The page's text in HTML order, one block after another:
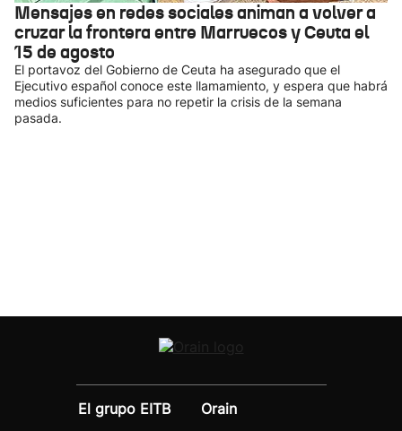
Mensajes en redes sociales animan a volver a
cruzar la frontera entre Marruecos y Ceuta el
15 de agosto
El portavoz del Gobierno de Ceuta ha asegurado que el
Ejecutivo español conoce este llamamiento, y espera que habrá
medios suficientes para no repetir la crisis de la semana
pasada.
El grupo EITB
Orain